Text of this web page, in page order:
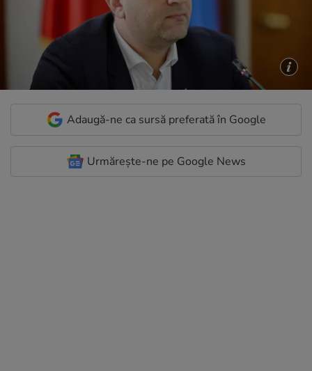
Adaugă-ne ca sursă preferată în Google
Urmărește-ne pe Google News